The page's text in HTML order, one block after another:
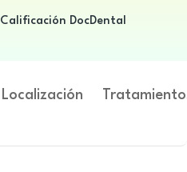
Calificación DocDental
Localización